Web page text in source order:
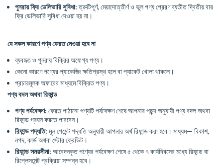
পুনরায় ফ্রি ডেলিভারি সুবিধা:ত্রুটিপূর্ণ, মেয়াদোত্তীর্ণ ও ভুল পণ্য প্রেরণ ব্যতীত দ্বিতীয় বার
ফ্রি ডেলিভারি সুবিধা দেওয়া হয় না।
যে সকল কারণে পণ্য ফেরত নেওয়া হবে না
ব্যবহৃত ও পুনরায় বিক্রির অযোগ্য পণ্য।
কেনো কারণে পণ্যের প্যাকেজিং ক্ষতিগ্রস্থ হলে বা প্যাকেট খোলা থাকলে।
প্রচারমূলক অফারের মাধ্যমে বিক্রিত পণ্য।
পণ্য বদল অথবা রিফান্ড
পণ্য পর্যবেক্ষণ: ফেরত পাঠানো পণ্যটি পর্যবেক্ষণ শেষে আপনার পছন্দ অনুযায়ী পণ্য বদল অথবা
রিফান্ড গ্রহন করতে পারবেন।
রিফান্ড পদ্ধতি: মূল পেমেন্ট পদ্ধতি অনুযায়ী আপনার অর্থ রিফান্ড করা হবে। মাধ্যম— বিকাশ,
নগদ, কার্ড অথবা স্টোর ক্রেডিট।
রিফান্ড সময়সীমা: আবেদনকৃত পণ্যের পর্যবেক্ষণ শেষে ৫ থেকে ৭ কার্যদিবসের মধ্যে রিফান্ড বা
রিপ্লেসমেন্ট প্রক্রিয়া সম্পন্ন হবে।